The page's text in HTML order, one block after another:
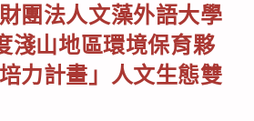
團法人文藻外語大學
淺山地區環境保育夥
力計畫」人文生態雙